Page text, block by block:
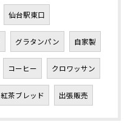
仙台駅東口
グラタンパン 自家製
コーヒー クロワッサン
紅茶ブレッド 出張販売